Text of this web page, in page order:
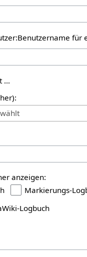
für
…
anzeigen:
Markierungs-
Logbuch